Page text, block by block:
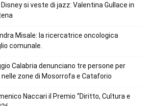
si veste di jazz: Valentina Gullace in
Misale: la ricercatrice oncologica
comunale.
Calabria denunciano tre persone per
zone di Mosorrofa e Cataforio
Naccari il Premio “Diritto, Cultura e